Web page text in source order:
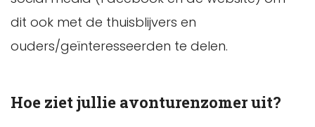
dit ook met de thuisblijvers en
ouders/geïnteresseerden te delen.
Hoe ziet jullie avonturenzomer uit?